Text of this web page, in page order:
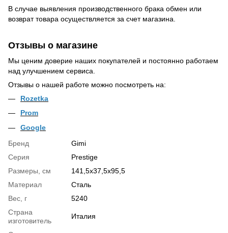
В случае выявления производственного брака обмен или
возврат товара осуществляется за счет магазина.
Отзывы о магазине
Мы ценим доверие наших покупателей и постоянно работаем
над улучшением сервиса.
Отзывы о нашей работе можно посмотреть на:
Rozetka
Prom
Google
Бренд
Gimi
Серия
Prestige
Размеры, см
141,5x37,5x95,5
Материал
Сталь
Вес, г
5240
Страна
изготовитель
Италия